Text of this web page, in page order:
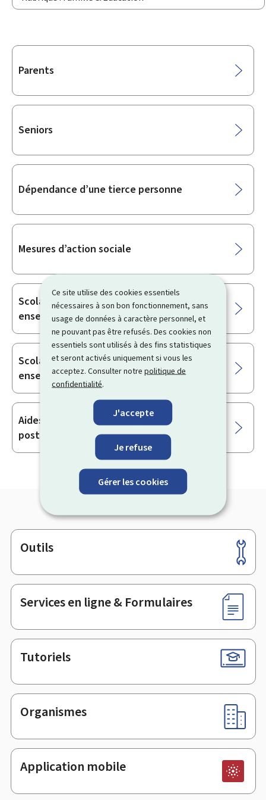
Ce site utilise des cookies essentiels
nécessaires à son bon fonctionnement, sans
usage de données à caractère personnel, et
ne pouvant pas être refusés. Des cookies non
essentiels sont utilisés à des fins statistiques
et seront activés uniquement si vous les
acceptez. Consulter notrepolitique de
confidentialité.
J'accepte
Je refuse
Gérer les cookies
Sous-
Parents
Seniors
Dépendance d’une tierce personne
Mesures d’action sociale
Scolarisation d'un enfant de 3 à 11 ans :
enseignement fondamental
Scolarisation d'un jeune à partir de 12 ans :
enseignement secondaire
Aides financières (études supérieures ou
postsecondaires)
Pied
de
page
Outils
Services en ligne & Formulaires
Tutoriels
Organismes
Application mobile